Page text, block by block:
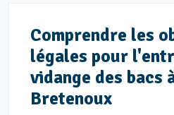
Comprendre les
légales pour
vidange des bacs
Bretenoux